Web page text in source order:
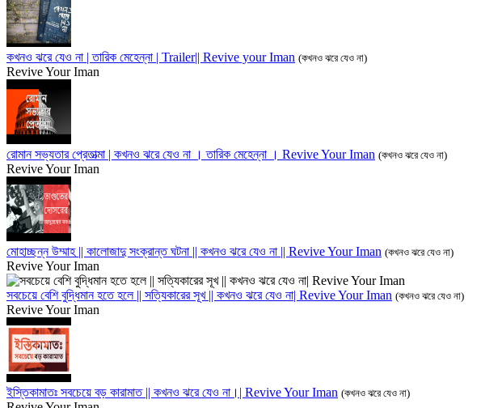
কখনও ঝরে যেও না | তারিক মেহেন্না | Trailer|| Revive your Iman (কখনও ঝরে যেও না)
Revive Your Iman
রোমান সভ্যতার প্রেতাত্মা | কখনও ঝরে যেও না । তারিক মেহেন্না । Revive Your Iman (কখনও ঝরে যেও না)
Revive Your Iman
মোহাচ্ছন্ন উম্মাহ || কালোজাদু সংক্রান্ত ঘটনা || কখনও ঝরে যেও না || Revive Your Iman (কখনও ঝরে যেও না)
Revive Your Iman
সবচেয়ে বেশি বুদ্ধিমান হতে হলে || সত্যিকারের সূখ || কখনও ঝরে যেও না| Revive Your Iman (কখনও ঝরে যেও না)
Revive Your Iman
ইস্তিকামাতঃ সবচেয়ে বড় কারামাত || কখনও ঝরে যেও না।| Revive Your Iman (কখনও ঝরে যেও না)